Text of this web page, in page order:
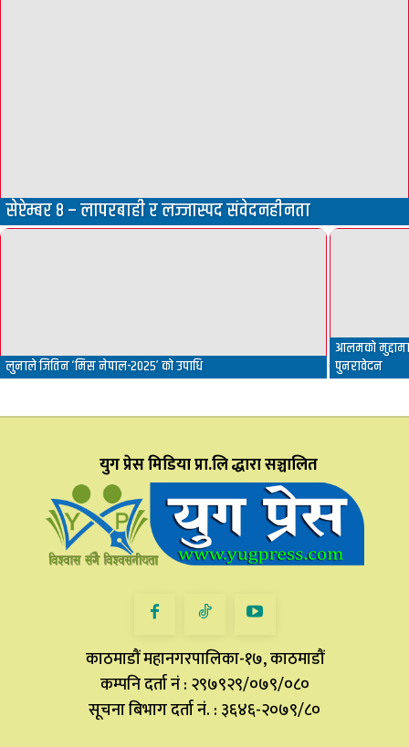
सेप्टेम्बर ८ – लापरबाही र लज्जास्पद संवेदनहीनता
लुनाले जितिन ‘मिस नेपाल-२०२५’ को उपाधि
आलमको
पुनरावेदन
युग प्रेस मिडिया प्रा.लि द्धारा सञ्चालित
काठमाडौं महानगरपालिका-१७, काठमाडौं
कम्पनि दर्ता नं : २९७९२९/०७९/०८०
सूचना बिभाग दर्ता नं. : ३६४६-२०७९/८०